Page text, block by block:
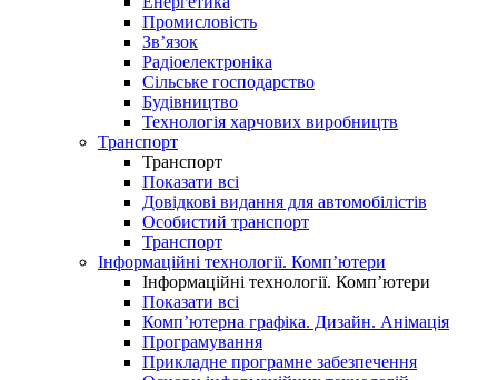
Промисловість
Зв’язок
Радіоелектроніка
Сільське господарство
Будівництво
Технологія харчових виробництв
Транспорт
Транспорт
Показати всі
Довідкові видання для автомобілістів
Особистий транспорт
Транспорт
Інформаційні технології. Комп’ютери
Інформаційні технології. Комп’ютери
Показати всі
Комп’ютерна графіка. Дизайн. Анімація
Програмування
Прикладне програмне забезпечення